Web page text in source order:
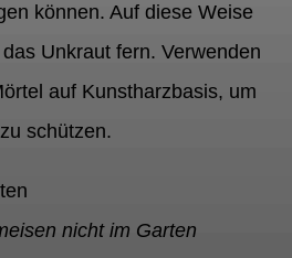
können. Auf diese Weise
Unkraut fern. Verwenden
auf Kunstharzbasis, um
schützen.
nicht im Garten